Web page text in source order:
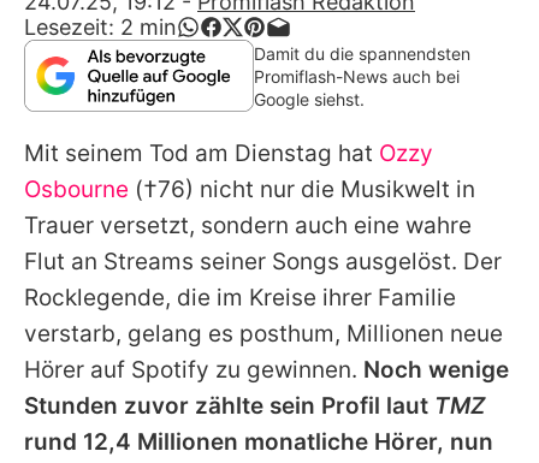
Familie & Liebe
Promiflash Exklusiv
Alle Themen auf Promiflash
Jobs
App runterladen
Team
Redaktionelle Richtlinien
Impressum
Lesezeit: 2 min
Damit du die spannendsten
Promiflash-News auch bei
Google siehst.
Mit seinem Tod am Dienstag hat Ozzy
Osbourne (†76) nicht nur die Musikwelt in
Trauer versetzt, sondern auch eine wahre
Flut an Streams seiner Songs ausgelöst. Der
Rocklegende, die im Kreise ihrer Familie
verstarb, gelang es posthum, Millionen neue
Hörer auf Spotify zu gewinnen. Noch wenige
Stunden zuvor zählte sein Profil laut TMZ
rund 12,4 Millionen monatliche Hörer, nun